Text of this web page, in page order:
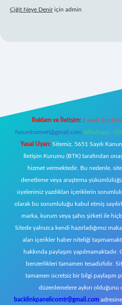
Çiğit Neye Deniriçin admin
Reklam ve İletişim: E-mail:
forumhizmeti@gmail.com Whatsapp:
Yasal Uyarı: Sitemiz, 5651 Sayılı
İletişim Kurumu (BTK) tarafından
hizmet vermektedir. Bu nedenle,
denetleme veya araştırma
üyelerimiz yazdıkları içeriklerin
olarak bu sorumluluğu kabul etmiş
marka, kurum veya şahıs şirketi ile
Sitede yalnızca kendi hazırladığımız
alan içerikler haber niteliği
hakkında paylaşım
benzerlikleri tamamen tesadüfidir.
tamamen ücretsiz bir bilgi paylaşım
düzenlemelere aykırı
backlinkpanelicomtr@gmail.com